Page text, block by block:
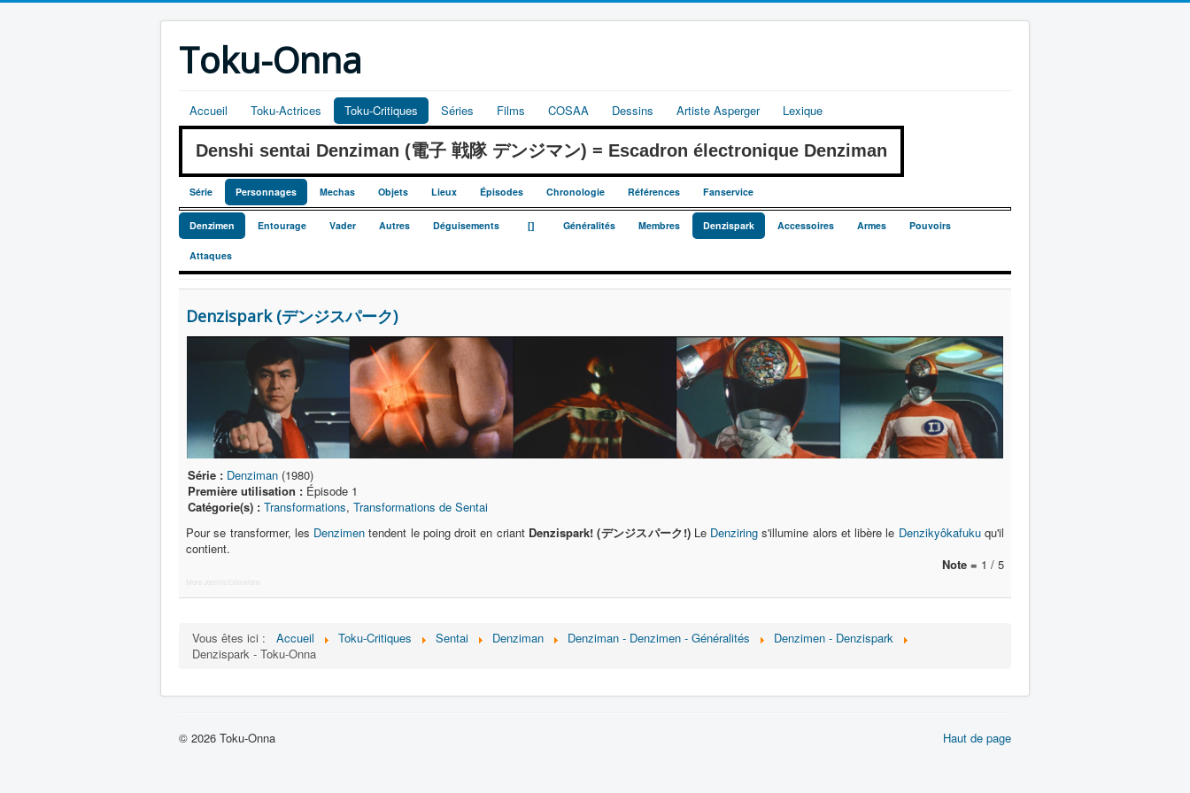
Toku-Onna
Accueil Toku-Actrices Toku-Critiques Séries Films COSAA Dessins Artiste Asperger Lexique
Denshi sentai Denziman (電子 戦隊 デンジマン) = Escadron électronique Denziman
Série Personnages Mechas Objets Lieux Épisodes Chronologie Références Fanservice
Denzimen Entourage Vader Autres Déguisements [] Généralités Membres Denzispark Accessoires Armes Pouvoirs
Attaques
Denzispark (デンジスパーク)
Série : Denziman (1980)
Première utilisation : Épisode 1
Catégorie(s) : Transformations, Transformations de Sentai
Pour se transformer, les Denzimen tendent le poing droit en criant Denzispark! (デンジスパーク!)Le Denziring s'illumine alors et libère le Denzikyôkafukuqu'il
contient.
Note = 1 / 5
More Joomla Extensions
Vous êtes ici : Accueil Toku-Critiques Sentai Denziman Denziman - Denzimen - Généralités
Denzimen - Denzispark
Denzispark - Toku-Onna
Haut de page
© 2026 Toku-Onna